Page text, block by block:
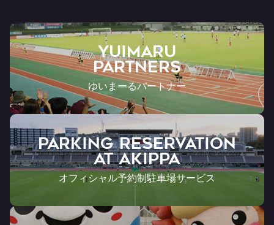
YUIMARU
Partners
ゆいまーるパートナー
PARKING RESERVATION
AT Akippa
オフィシャル予約制駐車場サービス